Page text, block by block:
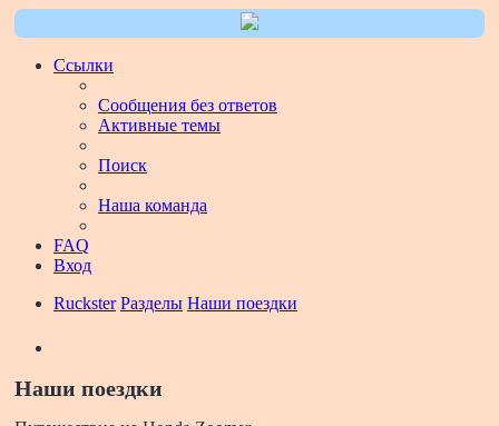
Ссылки
Сообщения без ответов
Активные темы
Поиск
Наша команда
FAQ
Вход
Ruckster Разделы Наши поездки
Наши поездки